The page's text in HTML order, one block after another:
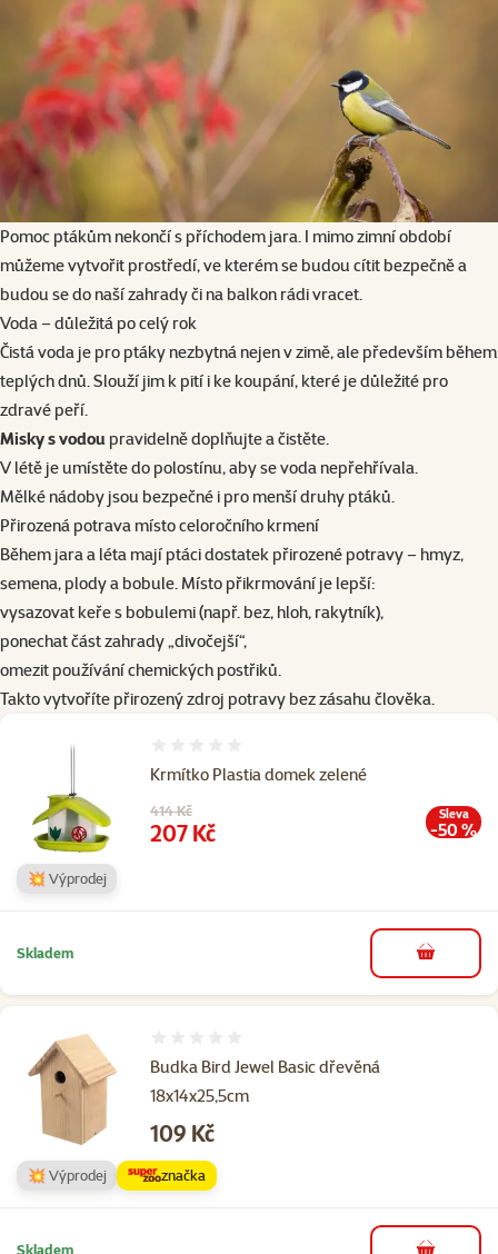
Pomoc ptákům nekončí s příchodem jara. I mimo zimní období
můžeme vytvořit prostředí, ve kterém se budou cítit bezpečně a
budou se do naší zahrady či na balkon rádi vracet.
Voda – důležitá po celý rok
Čistá voda je pro ptáky nezbytná nejen v zimě, ale především během
teplých dnů. Slouží jim k pití i ke koupání, které je důležité pro
zdravé peří.
Misky s vodou pravidelně doplňujte a čistěte.
V létě je umístěte do polostínu, aby se voda nepřehřívala.
Mělké nádoby jsou bezpečné i pro menší druhy ptáků.
Přirozená potrava místo celoročního krmení
Během jara a léta mají ptáci dostatek přirozené potravy – hmyz,
semena, plody a bobule. Místo přikrmování je lepší:
vysazovat keře s bobulemi (např. bez, hloh, rakytník),
ponechat část zahrady „divočejší“,
omezit používání chemických postřiků.
Takto vytvoříte přirozený zdroj potravy bez zásahu člověka.
Krmítko Plastia domek zelené
Původní cena
414 Kč
Cena
207 Kč
Sleva
-50 %
💥 Výprodej
Skladem do košíku
Budka Bird Jewel Basic dřevěná
18x14x25,5cm
Cena
109 Kč
💥 Výprodej značka
Skladem